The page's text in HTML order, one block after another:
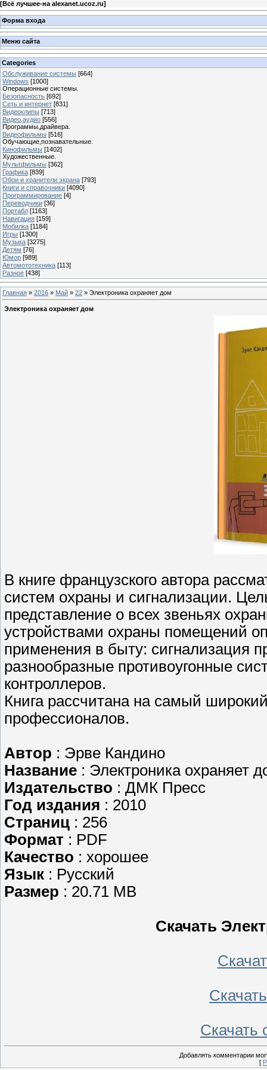
[Всё лучшее-на alexanet.ucoz.ru]
Форма входа
Меню сайта
Categories
Обслуживание системы [664]
Windows [1000]
Операционные системы.
Безопасность [692]
Сеть и интернет [831]
Видеоклипы [713]
Видео,аудио [556]
Программы,драйвера.
Видеофильмы [516]
Обучающие,познавательные.
Кинофильмы [1402]
Художественные.
Мультфильмы [362]
Графика [839]
Обои и хранители экрана [793]
Книги и справочники [4090]
Программирование [4]
Переводчики [36]
Портабл [1163]
Навигация [159]
Мобилка [1184]
Игры [1300]
Музыка [3275]
Детям [76]
Юмор [989]
Автомототехника [113]
Разное [438]
Главная » 2016 » Май » 22 » Электроника охраняет дом
Электроника охраняет дом
В книге французского автора
систем охраны и сигнализации.
представление о всех звеньях
устройствами охраны помещений
применения в быту: сигнализация
разнообразные противоугонные
контроллеров.
Книга рассчитана на самый
профессионалов.
Автор : Эрве Кандино
Название : Электроника охраняет
Издательство : ДМК Пресс
Год издания : 2010
Страниц : 256
Формат : PDF
Качество : хорошее
Язык : Русский
Размер : 20.71 MB
Скачать
Скачать
Добавлять комментарии
[